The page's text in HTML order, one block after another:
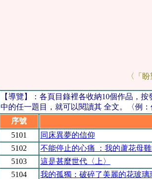
〈「
【導覽】：各頁目錄裡各收納10個作品，
中的任一題目，就可以閱讀其 全文。〈例：
序號
5101
同床異夢的信仰
5102
不能停止的心痛 ：我的蘆花母
5103
這是甚麼世代〈上〉
5104
我的孤獨：破碎了美麗的花玻璃